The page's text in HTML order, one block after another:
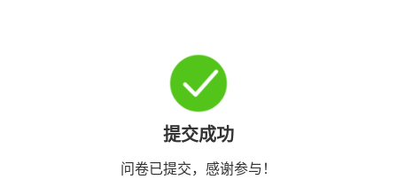
提交成功
问卷已提交，感谢参与！